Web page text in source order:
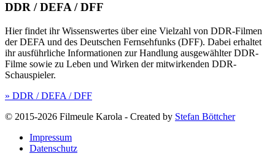
DDR / DEFA / DFF
Hier findet ihr Wissenswertes über eine Vielzahl von DDR-Filmen
der DEFA und des Deutschen Fernsehfunks (DFF). Dabei erhaltet
ihr ausführliche Informationen zur Handlung ausgewählter DDR-
Filme sowie zu Leben und Wirken der mitwirkenden DDR-
Schauspieler.
» DDR / DEFA / DFF
© 2015-2026 Filmeule Karola - Created by Stefan Böttcher
Impressum
Datenschutz